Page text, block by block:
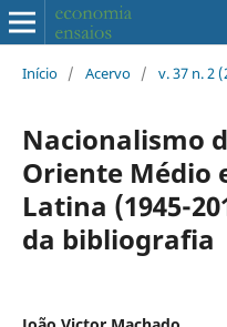
Início / Acervo / v. 37 n. 2
Nacionalismo
Oriente Médio
Latina (1945-
da bibliografia